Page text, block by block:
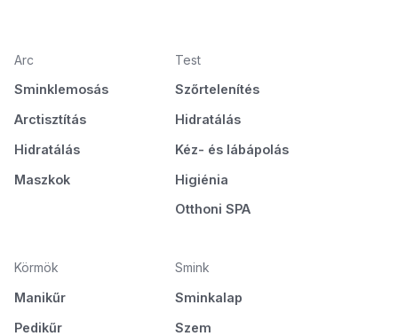
Arc
Sminklemosás
Arctisztítás
Hidratálás
Maszkok
Test
Szőrtelenítés
Hidratálás
Kéz- és lábápolás
Higiénia
Otthoni SPA
Körmök
Manikűr
Pedikűr
Smink
Sminkalap
Szem